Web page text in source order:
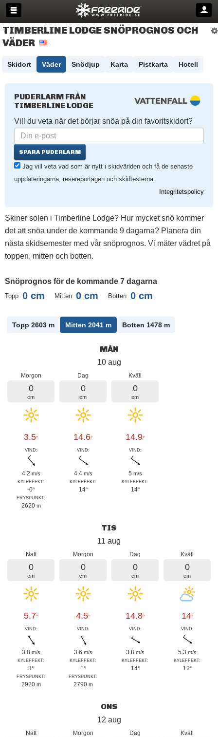
TIMBERLINE LODGE SNÖPROGNOS OCH
VÄDER
Skidort Väder Snödjup Karta Pistkarta Hotell
PUDERLARM FRÅN
TIMBERLINE LODGE
Vill du veta när det börjar snöa på din favoritskidort?
SPARA PUDERLARM
Jag vill veta vad som är nytt i skidvärlden och få de senaste
uppdateringarna, resereportagen och skidtesterna.
Integritetspolicy
Skiner solen i Timberline Lodge? Hur mycket snö kommer
det att snöa under de kommande 9 dagarna? Planera din
nästa skidsemester med vår snöprognos. Vi mäter vädret på
toppen, mitten och botten.
Snöprognos för de kommande 7 dagarna
Topp 0 cm Mitten 0 cm Botten 0 cm
Topp 2603 m Mitten 2041 m Botten 1478 m
MÅN
10 aug
Morgon
0
cm
3.5°
VIND:
4.2 m/s
KYLEFFEKT:
-0°
FRYSPUNKT:
2620 m
Dag
0
cm
14.6°
VIND:
4.4 m/s
KYLEFFEKT:
14°
Kväll
0
cm
14.9°
VIND:
5 m/s
KYLEFFEKT:
14°
TIS
11 aug
Natt
0
cm
5.7°
VIND:
3.8 m/s
KYLEFFEKT:
3°
FRYSPUNKT:
2920 m
Morgon
0
cm
4.5°
VIND:
3.6 m/s
KYLEFFEKT:
1°
FRYSPUNKT:
2790 m
Dag
0
cm
14.8°
VIND:
3.8 m/s
KYLEFFEKT:
14°
Kväll
0
cm
14°
VIND:
5.3 m/s
KYLEFFEKT:
12°
ONS
12 aug
Natt Morgon Dag Kväll